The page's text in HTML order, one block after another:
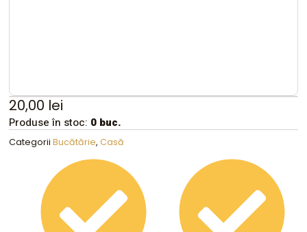
20,00 lei
Produse în stoc: 0 buc.
Categorii Bucătărie,Casă